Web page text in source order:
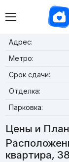
Адрес:
Метро:
Срок сдачи:
Отделка:
Парковка:
Цены и
квартира,